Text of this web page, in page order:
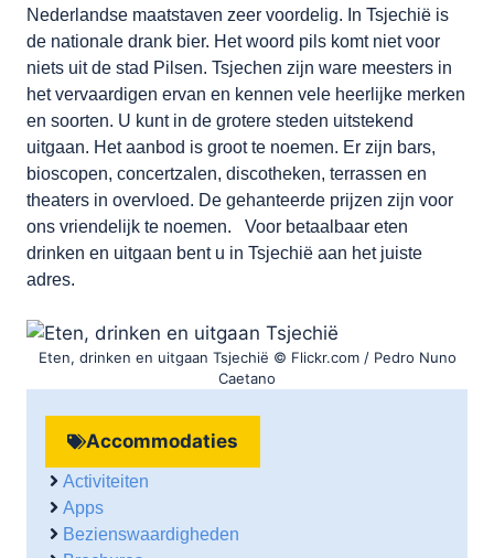
Nederlandse maatstaven zeer voordelig. In Tsjechië is
de nationale drank bier. Het woord pils komt niet voor
niets uit de stad Pilsen. Tsjechen zijn ware meesters in
het vervaardigen ervan en kennen vele heerlijke merken
en soorten. U kunt in de grotere steden uitstekend
uitgaan. Het aanbod is groot te noemen. Er zijn bars,
bioscopen, concertzalen, discotheken, terrassen en
theaters in overvloed. De gehanteerde prijzen zijn voor
ons vriendelijk te noemen. Voor betaalbaar eten
drinken en uitgaan bent u in Tsjechië aan het juiste
adres.
Eten, drinken en uitgaan Tsjechië © Flickr.com / Pedro Nuno
Caetano
Accommodaties
Activiteiten
Apps
Bezienswaardigheden